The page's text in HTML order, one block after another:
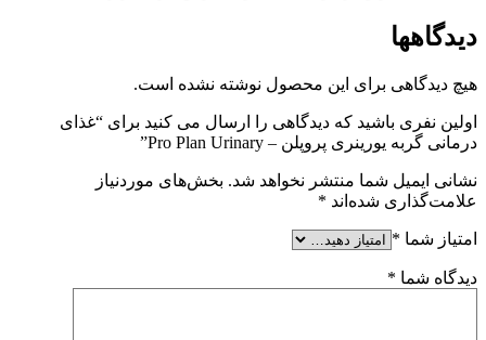
دیدگاهها
هیچ دیدگاهی برای این محصول نوشته نشده است.
اولین نفری باشید که دیدگاهی را ارسال می کنید برای “غذای
درمانی گربه یورینری پروپلن – Pro Plan Urinary”
نشانی ایمیل شما منتشر نخواهد شد. بخش‌های موردنیاز
علامت‌گذاری شده‌اند *
امتیاز شما *
دیدگاه شما *